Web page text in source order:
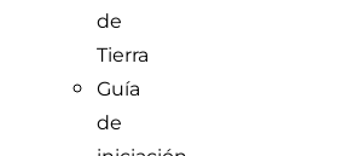
de
Tierra
Guía
de